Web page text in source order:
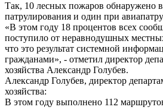
Так, 10 лесных пожаров обнаружено
патрулирования и один при
«В этом году 18 процентов всех
поступило от неравнодушных
что это результат системной
гражданами», - отметил директор
хозяйства Александр Голубев.
Александр Голубев, директор
хозяйства:
В этом году выполнено 112